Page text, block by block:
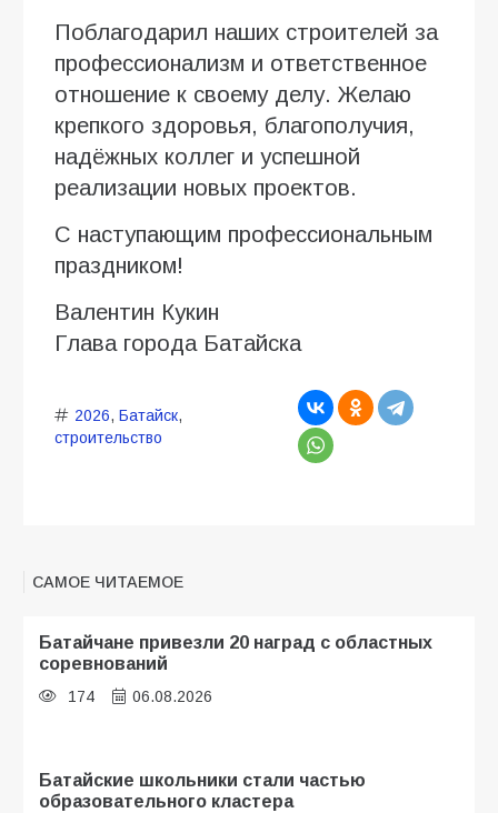
Поблагодарил наших строителей за
профессионализм и ответственное
отношение к своему делу. Желаю
крепкого здоровья, благополучия,
надёжных коллег и успешной
реализации новых проектов.
С наступающим профессиональным
праздником!
Валентин Кукин
Глава города Батайска
2026, Батайск,
строительство
САМОЕ ЧИТАЕМОЕ
Батайчане привезли 20 наград с областных
соревнований
174 06.08.2026
Батайские школьники стали частью
образовательного кластера